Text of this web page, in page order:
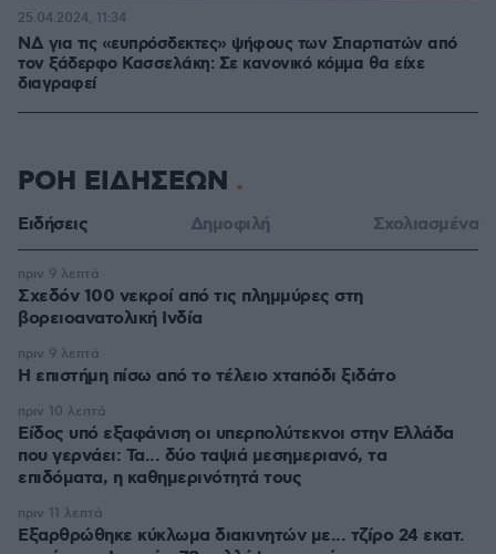
ΝΔ για τις «ευπρόσδεκτες» ψήφους των Σπαρτιατών από
τον ξάδερφο Κασσελάκη: Σε κανονικό κόμμα θα είχε
διαγραφεί
25.04.2024, 11:34
ΡΟΗ ΕΙΔΗΣΕΩΝ
Ειδήσεις Δημοφιλή Σχολιασμένα
Σχεδόν 100 νεκροί από τις πλημμύρες στη
βορειοανατολική Ινδία
πριν 9 λεπτά
Η επιστήμη πίσω από το τέλειο χταπόδι ξιδάτο
πριν 9 λεπτά
Είδος υπό εξαφάνιση οι υπερπολύτεκνοι στην Ελλάδα
που γερνάει: Τα... δύο ταψιά μεσημεριανό, τα
επιδόματα, η καθημερινότητά τους
πριν 10 λεπτά
Εξαρθρώθηκε κύκλωμα διακινητών με... τζίρο 24 εκατ.
πριν 11 λεπτά